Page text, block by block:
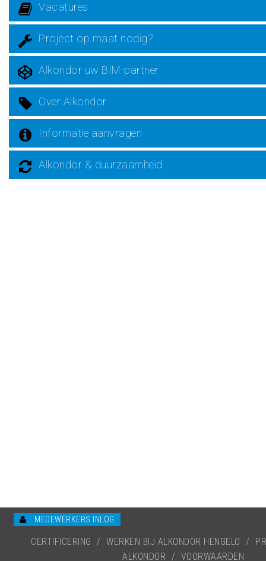
Vacatures
Project op maat nodig?
Alkondor uw BIM-partner
Over Alkondor
Informatie aanvragen
Alkondor & duurzaamheid
MEDEWERKERS INLOG
CERTIFICERING / WERKEN BIJ ALKONDOR HENGELO /
ALKONDOR
/ VOORWAARDEN